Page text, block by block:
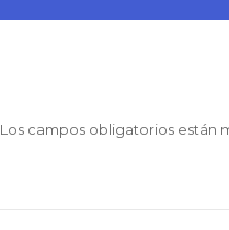
Los campos obligatorios están